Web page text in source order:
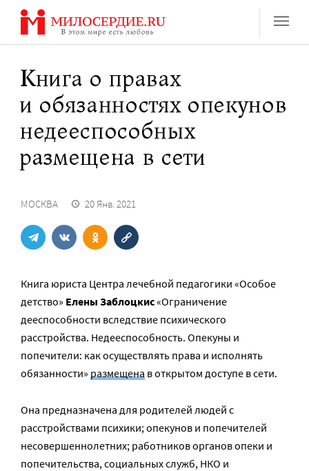
Перейти
содержанию
Книга о правах
и обязанностях опекунов
недееспособных
размещена в сети
МОСКВА 20 Янв. 2021
Книга юриста Центра лечебной педагогики «Особое
детство» Елены Заблоцкис«Ограничение
дееспособности вследствие психического
расстройства. Недееспособность. Опекуны и
попечители: как осуществлять права и исполнять
обязанности» размещена в открытом доступе в сети.
Она предназначена для родителей людей с
расстройствами психики; опекунов и попечителей
несовершеннолетних; работников органов опеки и
попечительства, социальных служб, НКО и